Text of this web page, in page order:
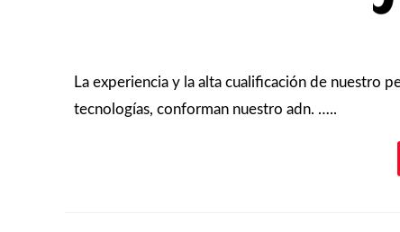
La experiencia y la alta cualificación de nuestro
tecnologías, conforman nuestro adn. …..